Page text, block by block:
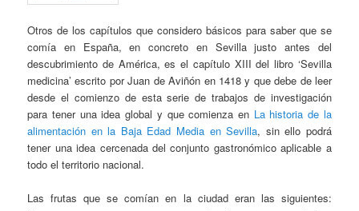
Otros de los capítulos que considero básicos para saber que se
comía en España, en concreto en Sevilla justo antes del
descubrimiento de América, es el capítulo XIII del libro ‘Sevilla
medicina’ escrito por Juan de Aviñón en 1418 y que debe de leer
desde el comienzo de esta serie de trabajos de investigación
para tener una idea global y que comienza en La historia de la
alimentación en la Baja Edad Media en Sevilla, sin ello podrá
tener una idea cercenada del conjunto gastronómico aplicable a
todo el territorio nacional.
Las frutas que se comían en la ciudad eran las siguientes: